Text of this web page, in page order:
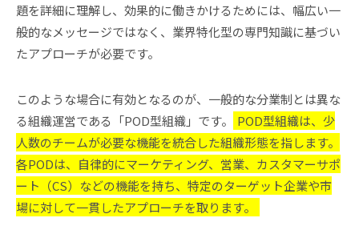
題を詳細に理解し、効果的に働きかけるためには、幅広い一
般的なメッセージではなく、業界特化型の専門知識に基づい
たアプローチが必要です。
このような場合に有効となるのが、一般的な分業制とは異な
る組織運営である「POD型組織」です。
POD型組織は、少
人数のチームが必要な機能を統合した組織形態を指します。
各PODは、自律的にマーケティング、営業、カスタマーサポ
ート（CS）などの機能を持ち、特定のターゲット企業や市
場に対して一貫したアプローチを取ります。